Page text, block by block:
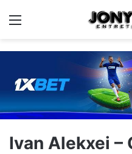
Menu
Ivan Alekxei –